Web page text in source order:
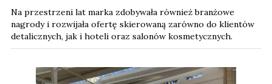
Na przestrzeni lat marka zdobywała również branżowe
nagrody i rozwijała ofertę skierowaną zarówno do klientów
detalicznych, jak i hoteli oraz salonów kosmetycznych.